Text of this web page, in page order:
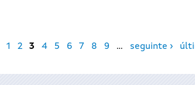
1 2 3 4 5 6 7 8 9 … seguinte ›